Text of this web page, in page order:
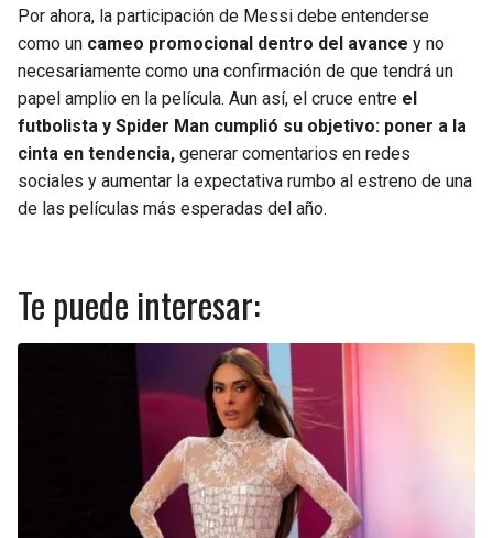
Por ahora, la participación de Messi debe entenderse
como un cameo promocional dentro del avance y no
necesariamente como una confirmación de que tendrá un
papel amplio en la película. Aun así, el cruce entre el
futbolista y Spider Man cumplió su objetivo: poner a la
cinta en tendencia, generar comentarios en redes
sociales y aumentar la expectativa rumbo al estreno de una
de las películas más esperadas del año.
Te puede interesar: